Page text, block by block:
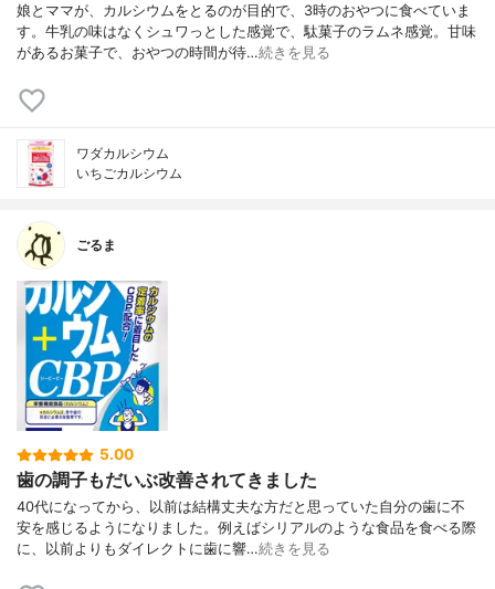
娘とママが、カルシウムをとるのが目的で、3時のおやつに食べていま
す。牛乳の味はなくシュワっとした感覚で、駄菓子のラムネ感覚。甘味
があるお菓子で、おやつの時間が待…続きを見る
ワダカルシウム
いちごカルシウム
ごるま
5.00
歯の調子もだいぶ改善されてきました
40代になってから、以前は結構丈夫な方だと思っていた自分の歯に不
安を感じるようになりました。例えばシリアルのような食品を食べる際
に、以前よりもダイレクトに歯に響…続きを見る